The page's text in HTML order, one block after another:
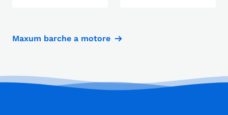
Maxum barche a motore